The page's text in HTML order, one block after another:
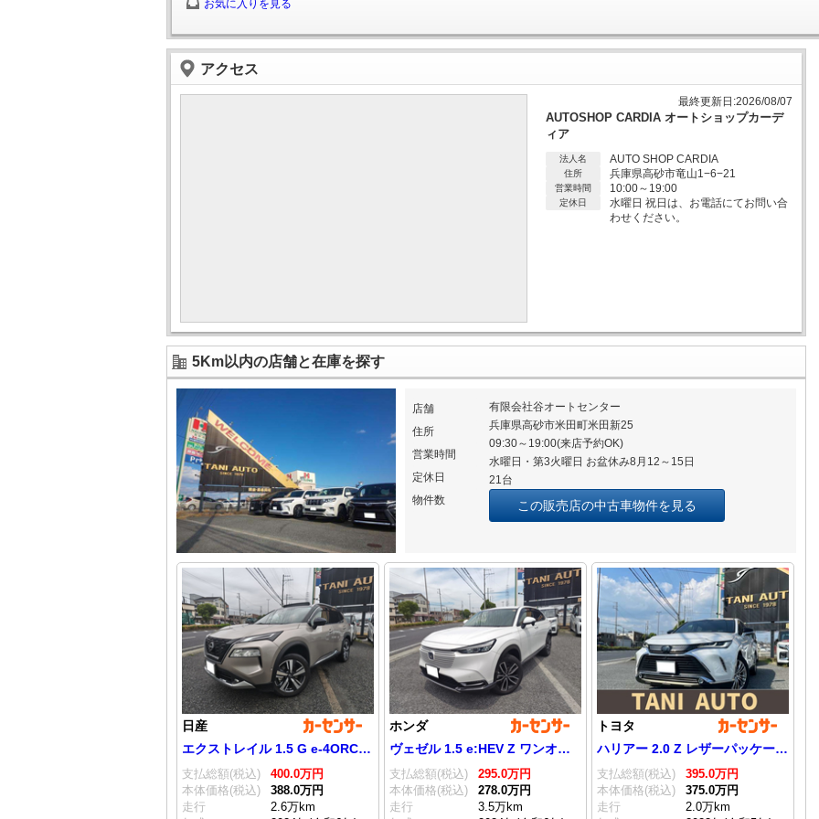
お気に入りを見る
アクセス
最終更新日:2026/08/07
AUTOSHOP CARDIA オートショップカーデ
ィア
法人名 AUTO SHOP CARDIA
住所 兵庫県高砂市竜山1−6−21
営業時間 10:00～19:00
定休日
水曜日 祝日は、お電話にてお問い合
わせください。
5Km以内の店舗と在庫を探す
店舗
有限会社谷オートセンター
住所
兵庫県高砂市米田町米田新25
営業時間
09:30～19:00(来店予約OK)
定休日
水曜日・第3火曜日 お盆休み8月12～15日
物件数
21台
この販売店の中古車物件を見る
日産
エクストレイル 1.5 G e-4ORCE 4WD ワンオーナー ナッパレザーシート
支払総額(税込) 400.0万円
本体価格(税込)
388.0万円
走行
2.6万km
ホンダ
ヴェゼル 1.5 e:HEV Z ワンオーナー 当社ユーザー下取車
支払総額(税込) 295.0万円
本体価格(税込)
278.0万円
走行
3.5万km
トヨタ
ハリアー 2.0 Z レザーパッケージ JBL ワンオーナー 当社ユーザー下取車
支払総額(税込) 395.0万円
本体価格(税込)
375.0万円
走行
2.0万km